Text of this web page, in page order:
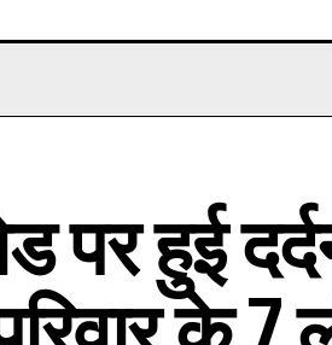
पर हुई